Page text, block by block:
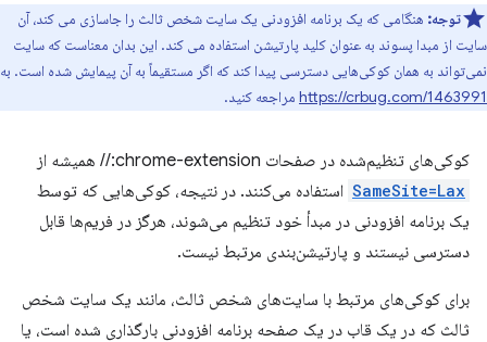
توجه: هنگامی که یک برنامه افزودنی یک سایت شخص ثالث را جاسازی می کند، آن
سایت از مبدا پسوند به عنوان کلید پارتیشن استفاده می کند. این بدان معناست که سایت
نمی‌تواند به همان کوکی‌هایی دسترسی پیدا کند که اگر مستقیماً به آن پیمایش شده است. به
https://crbug.com/1463991 مراجعه کنید.
کوکی‌های تنظیم‌شده در صفحات chrome-extension:// همیشه از
SameSite=Lax استفاده می‌کنند. در نتیجه، کوکی‌هایی که توسط
یک برنامه افزودنی در مبدأ خود تنظیم می‌شوند، هرگز در فریم‌ها قابل
دسترسی نیستند و پارتیشن‌بندی مرتبط نیست.
برای کوکی‌های مرتبط با سایت‌های شخص ثالث، مانند یک سایت شخص
ثالث که در یک قاب در یک صفحه برنامه افزودنی بارگذاری شده است، یا